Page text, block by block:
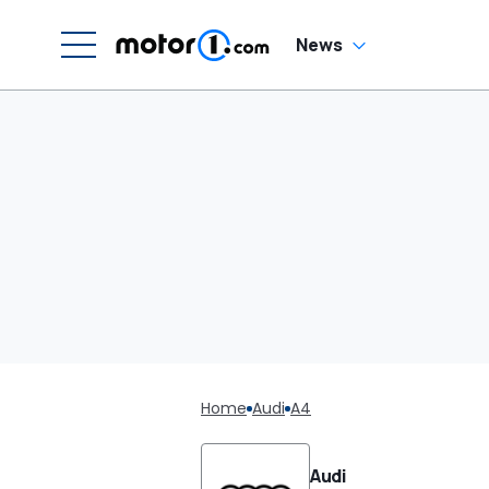
News
Home Audi A4
Audi